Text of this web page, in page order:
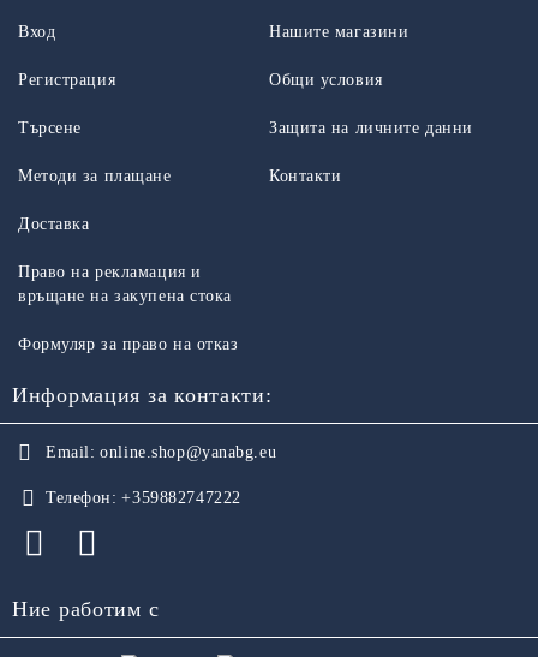
Вход
Регистрация
Търсене
Нашите магазини
Общи условия
Защита на личните данни
Методи за плащане
Доставка
Право на рекламация и
връщане на закупена стока
Формуляр за право на отказ
Контакти
Информация за контакти:
Email: online.shop@yanabg.eu
Телефон: +359882747222
Ние работим с